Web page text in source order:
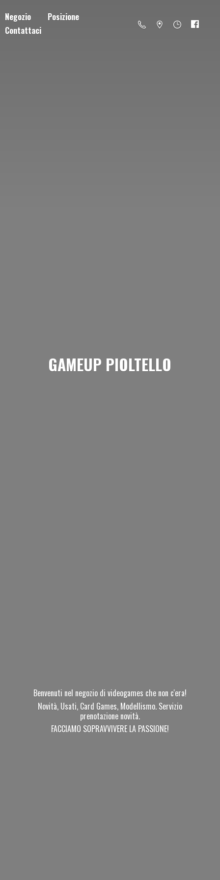
Negozio
Posizione
Contattaci
GAMEUP PIOLTELLO
Benvenuti nel negozio di videogames che non c'era!
Novità, Usati, Card Games, Modellismo. Servizio
prenotazione novità.
FACCIAMO SOPRAVVIVERE LA PASSIONE!